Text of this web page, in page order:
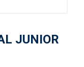
JUNIOR